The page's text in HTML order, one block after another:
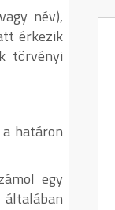
név),
érkezik
törvényi
határon
egy